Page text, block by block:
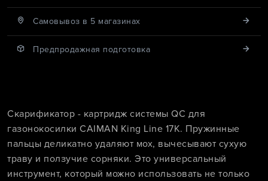
Cамовывоз в 5 магазинах
Предпродажная подготовка
Скарификатор - картридж системы QC для
газонокосилки CAIMAN King Line 17K. Пружинные
пальцы деликатно удаляют мох, вычесывают сухую
траву и ползучие сорняки. Это универсальный
инструмент, который можно использовать не только